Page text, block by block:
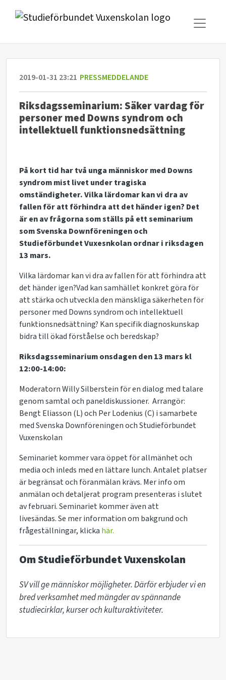
2019-01-31 23:21 PRESSMEDDELANDE
Riksdagsseminarium: Säker vardag för
personer med Downs syndrom och
intellektuell funktionsnedsättning
På kort tid har två unga människor med Downs
syndrom mist livet under tragiska
omständigheter.Vilka lärdomar kan vi dra av
fallen för att förhindra att det händer igen? Det
är en av frågorna som ställs på ett seminarium
som Svenska Downföreningen och
Studieförbundet Vuxesnkolan ordnar i riksdagen
13 mars.
Vilka lärdomar kan vi dra av fallen för att förhindra att
det händer igen?Vad kan samhället konkret göra för
att stärka och utveckla den mänskliga säkerheten för
personer med Downs syndrom och intellektuell
funktionsnedsättning? Kan specifik diagnoskunskap
bidra till ökad förståelse och beredskap?
Riksdagsseminarium onsdagen den 13 mars kl
12:00-14:00:
Moderatorn Willy Silberstein för en dialog med talare
genom samtal och paneldiskussioner. Arrangör:
Bengt Eliasson (L) och Per Lodenius (C) i samarbete
med Svenska Downföreningen och Studieförbundet
Vuxenskolan
Seminariet kommer vara öppet för allmänhet och
media och inleds med en lättare lunch. Antalet platser
är begränsat och föranmälan krävs. Mer info om
anmälan och detaljerat program presenteras i slutet
av februari. Seminariet kommer även att
livesändas. Se mer information om bakgrund och
frågeställningar, klicka här.
Om Studieförbundet Vuxenskolan
SV vill ge människor möjligheter. Därför erbjuder vi en
bred verksamhet med mängder av spännande
studiecirklar, kurser och kulturaktiviteter.